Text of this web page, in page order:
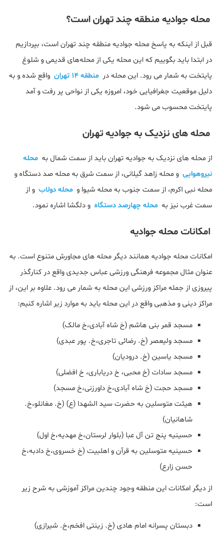
محله جوادیه منطقه چند تهران است؟
قبل از اینکه به پاسخ محله جوادیه منطقه چند تهران است، بپردازیم
در ابتدا باید بگوییم که این محله یکی از محله‌های قدیمی و شلوغ
پایتخت به شمار می رود. این محله در منطقه 14 تهران
واقع شده و به
دلیل موقعیت جغرافیایی خود، امروزه یکی از نواحی پر رفت و آمد
پایتخت محسوب می شود.
محله های نزدیک به جوادیه تهران
از محله های نزدیک به جوادیه تهران باید از سمت شمال به محله
نیروهوایی و محله زاهد گیلانی، از سمت شرق به محله صد دستگاه و
محله نبی اکرم، از سمت جنوب به محله شیوا و محله دولاب و از
سمت غرب نیز به محله چهارصد دستگاه و دلگشا اشاره نمود.
امکانات محله جوادیه
امکانات محله جوادیه همانند دیگر محله های مجاورش متنوع است. به
عنوان مثال مجموعه فرهنگی ورزشی عباس جدیدی واقع در کنارگذر
پیروزی از جمله مراکز ورزشی این محله به شمار می رود. علاوه بر این، از
مراکز دینی و مذهبی واقع در این محله باید به موارد زیر اشاره کنیم:
مسجد قمر بنی هاشم (خ شاه آبادی،خ مالک)
مسجد ولیعصر (خ. رضائی تاجری،خ. پور عبدی)
مسجد یاسین (خ. درودیان)
مسجد سادات (خ محبی، خ دریاباری، خ افضلی)
مسجد حجت (خ شاه آبادی،خ داورزنی،خ مسجد)
هیئت متوسلین به حضرت سید الشهدا (ع) (خ. مغانلو،خ.
شاهانیان)
حسینیه پنج تن آل عبا (بلوار لرستان،خ مهدیه،خ اول)
حسینیه متوسلین به قرآن و اهلبیت (خ خسروی،خ دادبه،خ
حسن زارع)
از دیگر امکانات این منطقه وجود چندین مراکز آموزشی به شرح زیر
است:
دبستان پسرانه امام هادی (خ. زینتی افخم،خ. شیرازی)